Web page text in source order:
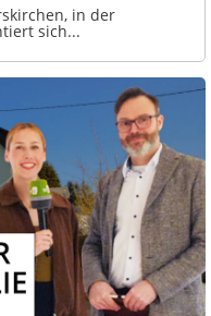
in der
sich...